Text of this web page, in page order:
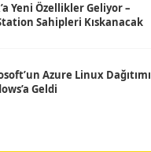
Yeni Özellikler Geliyor –
Sahipleri Kıskanacak
Azure Linux Dağıtımı
Geldi